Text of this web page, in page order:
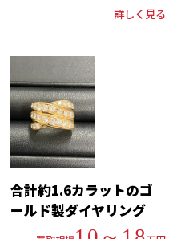
詳しく見る
合計約1.6カラットのゴ
ールド製ダイヤリング